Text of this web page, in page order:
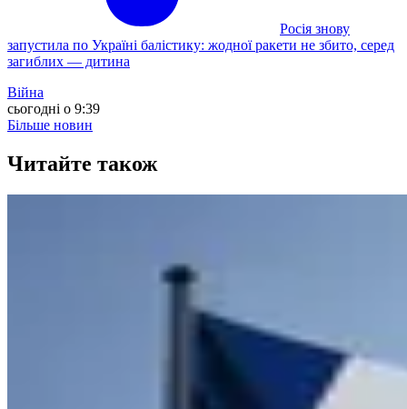
Росія знову
запустила по Україні балістику: жодної ракети не збито, серед
загиблих — дитина
Війна
сьогодні о 9:39
Більше новин
Читайте також